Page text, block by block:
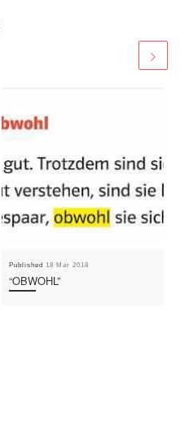
Published 18 Mar 2018
“OBWOHL”